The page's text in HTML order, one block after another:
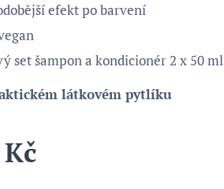
efekt po barvení
set šampon a kondicionér 2 x 50 ml
látkovém pytlíku
Kč